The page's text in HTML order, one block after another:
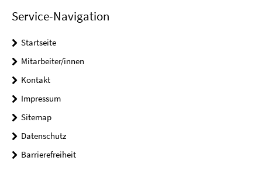
Service-Navigation
Startseite
Mitarbeiter/innen
Kontakt
Impressum
Sitemap
Datenschutz
Barrierefreiheit